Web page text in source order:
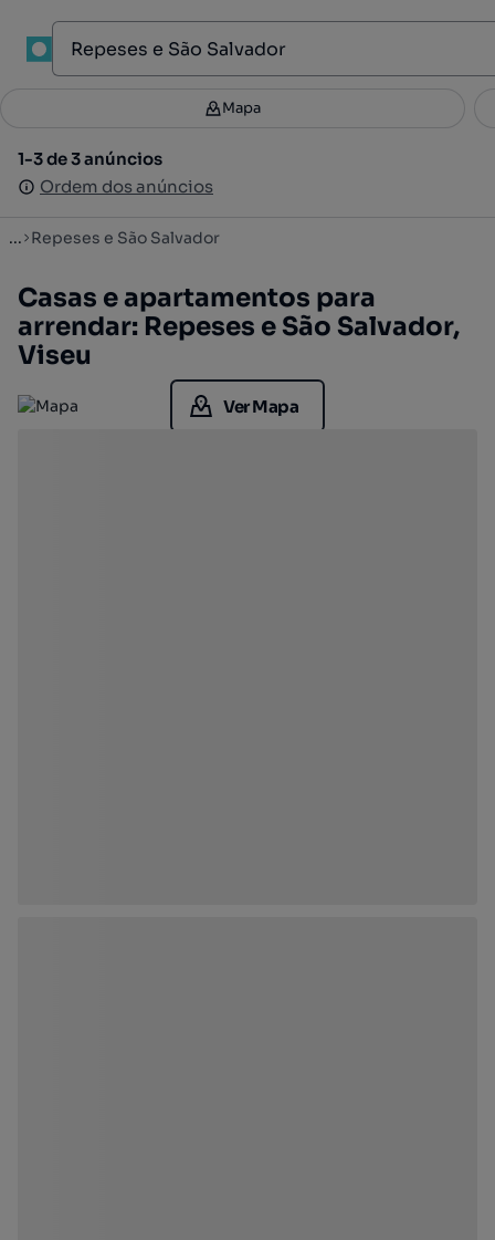
Filtros 2
1-3 de 3 anúncios
Ordem dos anúncios
Mapa
1-3 de 3 anúncios
Ordem dos anúncios
... Repeses e São Salvador
Casas e apartamentos para
arrendar: Repeses e São Salvador,
Viseu
Ver Mapa